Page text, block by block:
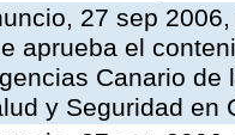
27 sep
aprueba el
Canario de
y Seguridad en